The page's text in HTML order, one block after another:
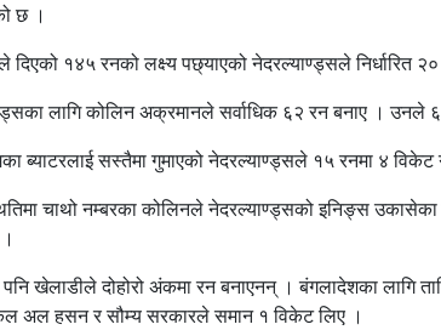
छ ।
दिएको १४५ रनको लक्ष्य पछ्याएको नेदरल्याण्ड्सले निर्धारित
लागि कोलिन अक्रमानले सर्वाधिक ६२ रन बनाए । उनले
ब्याटरलाई सस्तैमा गुमाएको नेदरल्याण्ड्सले १५ रनमा ४
चाथो नम्बरका कोलिनले नेदरल्याण्ड्सको इनिङ्स
खेलाडीले दोहोरो अंकमा रन बनाएनन् । बंगलादेशका लागि
अल हसन र सौम्य सरकारले समान १ विकेट लिए ।